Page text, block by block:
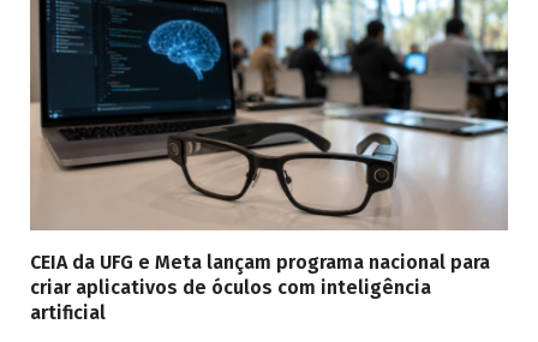
CEIA da UFG e Meta lançam programa nacional para
criar aplicativos de óculos com inteligência
artificial